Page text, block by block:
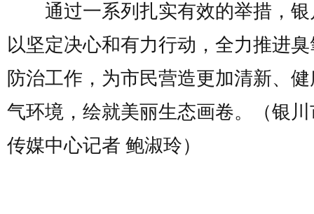
通过一系列扎实有效的举措，银
以坚定决心和有力行动，全力推进
防治工作，为市民营造更加清新、
气环境，绘就美丽生态画卷。（银
传媒中心记者 鲍淑玲）